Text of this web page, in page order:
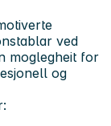
ved
moglegheit for
og